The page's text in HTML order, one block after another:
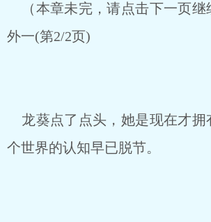
（本章未完，请点击下一页继
外一(第2/2页)
龙葵点了点头，她是现在才拥
个世界的认知早已脱节。